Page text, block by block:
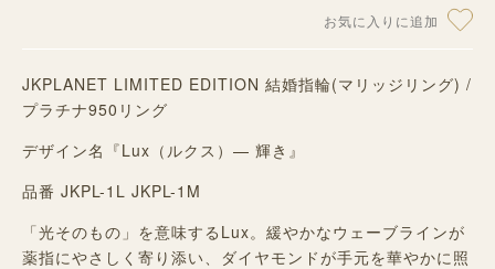
お気に入りに追加
JKPLANET LIMITED EDITION 結婚指輪(マリッジリング) /
プラチナ950リング
デザイン名『Lux（ルクス）— 輝き』
品番 JKPL-1L JKPL-1M
「光そのもの」を意味するLux。 緩やかなウェーブラインが
薬指にやさしく寄り添い、 ダイヤモンドが手元を華やかに照